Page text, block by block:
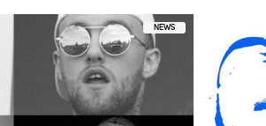
NEWS